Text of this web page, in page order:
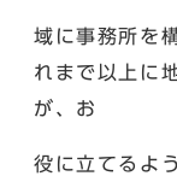
域に事務所を
れまで以上に
が、お
役に立てるよ